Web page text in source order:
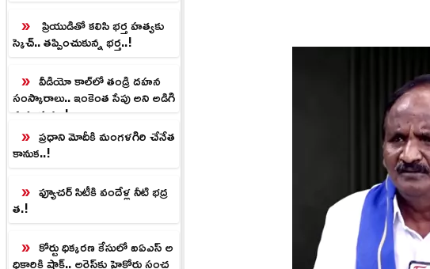
ప్రియుడితో కలిసి భర్త హత్యకు
స్కెచ్.. తప్పించుకున్న భర్త..!
వీడియో కాల్‌లో తండ్రి దహన
సంస్కారాలు.. ఇంకెంత సేపు అని అడిగి
న కూతురు..!
ప్రధాని మోదీకి మంగళగిరి చేనేత
కానుక..!
ఫ్యూచర్ సిటీకి వందేళ్ల నీటి భద్ర
త.!
కోర్టు ధిక్కరణ కేసులో ఐఏఎస్ అ
ధికారికి షాక్.. అరెస్ట్‌కు హైకోర్టు సంచ